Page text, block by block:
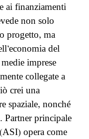
ai finanziamenti
non solo
progetto, ma
del
imprese
collegate a
crei una
spaziale, nonché
Partner principale
opera come